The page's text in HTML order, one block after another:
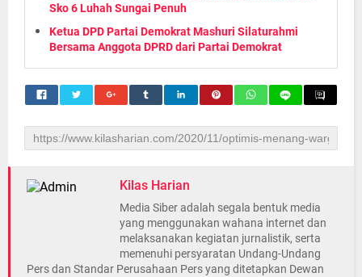
Sko 6 Luhah Sungai Penuh
Ketua DPD Partai Demokrat Mashuri Silaturahmi
Bersama Anggota DPRD dari Partai Demokrat
Kilas Harian
Media Siber adalah segala bentuk media
yang menggunakan wahana internet dan
melaksanakan kegiatan jurnalistik, serta
memenuhi persyaratan Undang-Undang
Pers dan Standar Perusahaan Pers yang ditetapkan Dewan